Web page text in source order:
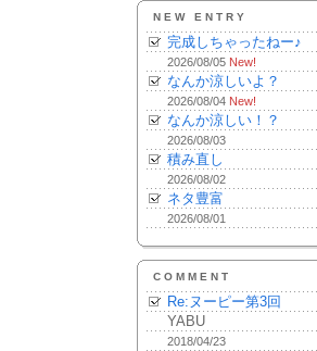
NEW ENTRY
完成しちゃったねー♪
2026/08/05 New!
なんか涼しいよ？
2026/08/04 New!
なんか涼しい！？
2026/08/03
積み直し
2026/08/02
ネタ豊富
2026/08/01
COMMENT
Re:ヌーピー第3回
YABU
2018/04/23